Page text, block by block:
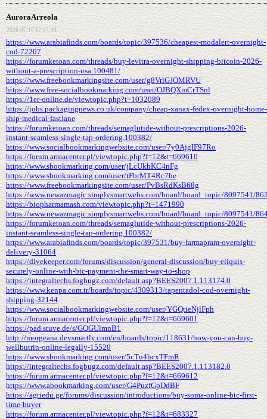
AuroraArreola
2026-07-10 12:07:43
https://www.arabiafinds.com/boards/topic/397536/cheapest-modalert-overnight-
cod-72207
https://forumketoan.com/threads/buy-levitra-overnight-shipping-bitcoin-2026-
without-a-prescription-usa.100481/
https://www.freebookmarkingsite.com/user/g8VrlGJOMRVU
https://www.free-socialbookmarking.com/user/OJBQXmCrTSnl
https://1er-online.de/viewtopic.php?t=1032089
https://jobs.packagingnews.co.uk/company/cheap-xanax-fedex-overnight-home-
ship-medical-fastlane
https://forumketoan.com/threads/semaglutide-without-prescriptions-2026-
instant-seamless-single-tap-ordering.100382/
https://www.socialbookmarkingwebsite.com/user/7y0AjgIF97Ro
https://forum.armacenter.pl/viewtopic.php?f=12&t=669610
https://www.sbookmarking.com/user/jLcUkhKC4nFg
https://www.sbookmarking.com/user/tFbrMT4Rc7he
https://www.freebookmarkingsite.com/user/PvBsRdKsB68g
https://www.newazmagic.simplysmartwebs.com/board/board_topic/8097541/
https://biopharmamash.com/viewtopic.php?t=1471990
https://www.newazmagic.simplysmartwebs.com/board/board_topic/8097541/
https://forumketoan.com/threads/semaglutide-without-prescriptions-2026-
instant-seamless-single-tap-ordering.100382/
https://www.arabiafinds.com/boards/topic/397531/buy-farmapram-overnight-
delivery-31064
https://divekeeper.com/forums/discussion/general-discussion/buy-eliquis-
securely-online-with-btc-payment-the-smart-way-to-shop
https://integraltechs.fogbugz.com/default.asp?BEES2007.1.113174.0
https://www.kenpa.com.tr/boards/topic/4309313/tapentadol-cod-overnight-
shipping-32144
https://www.socialbookmarkingwebsite.com/user/YGQtieNjlFph
https://forum.armacenter.pl/viewtopic.php?f=12&t=669601
https://pad.stuve.de/s/GOGUlmnB1
http://morgeana.devsmartly.com/en/boards/topic/118631/how-you-can-buy-
wellbutrin-online-legally-15520
https://www.sbookmarking.com/user/5cTu4hcxTFmR
https://integraltechs.fogbugz.com/default.asp?BEES2007.1.113182.0
https://forum.armacenter.pl/viewtopic.php?f=12&t=669612
https://www.abookmarking.com/user/G4PuzfGpDdBF
https://agriedu.ge/forums/discussion/introductions/buy-soma-online-btc-first-
time-buyer
https://forum.armacenter.pl/viewtopic.php?f=12&t=683327